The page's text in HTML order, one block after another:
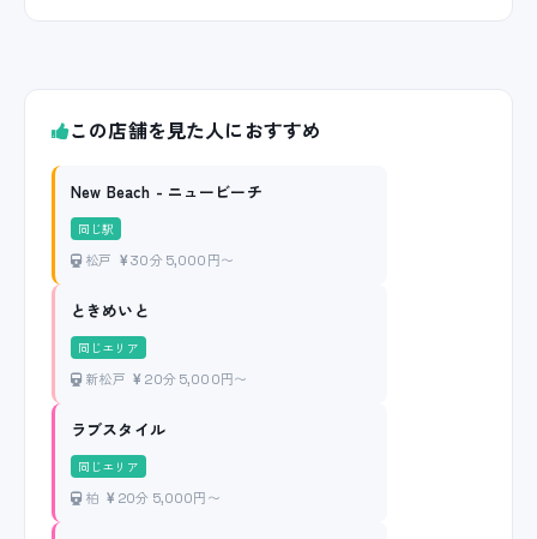
この店舗を見た人におすすめ
New Beach - ニュービーチ
同じ駅
松戸 30分 5,000円〜
ときめいと
同じエリア
新松戸 20分 5,000円〜
ラブスタイル
同じエリア
柏 20分 5,000円〜